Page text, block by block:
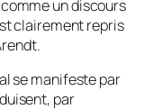
un discours
clairement repris
se manifeste par
par